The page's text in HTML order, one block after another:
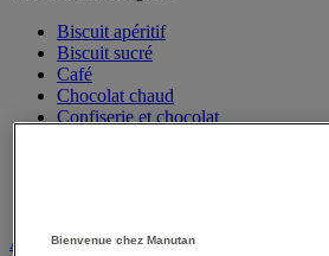
Biscuit apéritif
Biscuit sucré
Café
Chocolat chaud
Bienvenue chez Manutan